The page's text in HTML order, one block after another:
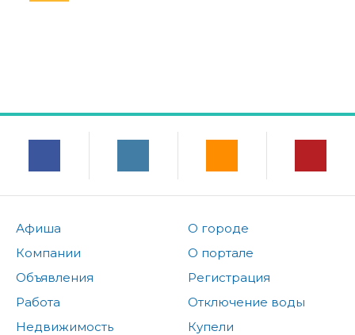
Афиша
Компании
Объявления
Работа
Недвижимость
О городе
О портале
Регистрация
Отключение воды
Купели